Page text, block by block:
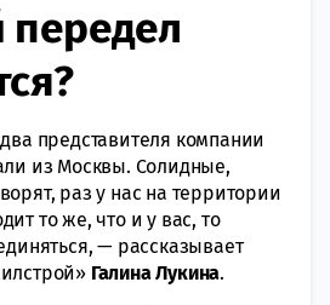
представителя компании
из Москвы. Солидные,
раз у нас на территории
то же, что и у вас, то
— рассказывает
Галина Лукина.